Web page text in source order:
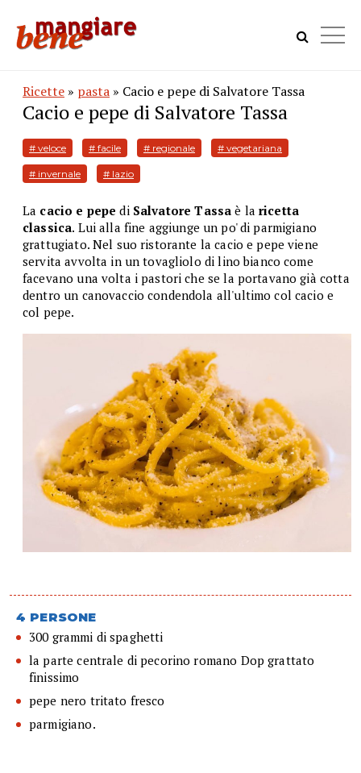
Ricette » pasta » Cacio e pepe di Salvatore Tassa
Cacio e pepe di Salvatore Tassa
# veloce # facile # regionale # vegetariana
# invernale # lazio
La cacio e pepe di Salvatore Tassa è laricetta
classica. Lui alla fine aggiunge un po' di parmigiano
grattugiato. Nel suo ristorante la cacio e pepe viene
servita avvolta in un tovagliolo di lino bianco come
facevano una volta i pastori che se la portavano già cotta
dentro un canovaccio condendola all'ultimo col cacio e
col pepe.
4 PERSONE
300 grammi di spaghetti
la parte centrale di pecorino romano Dop grattato
finissimo
pepe nero tritato fresco
parmigiano.